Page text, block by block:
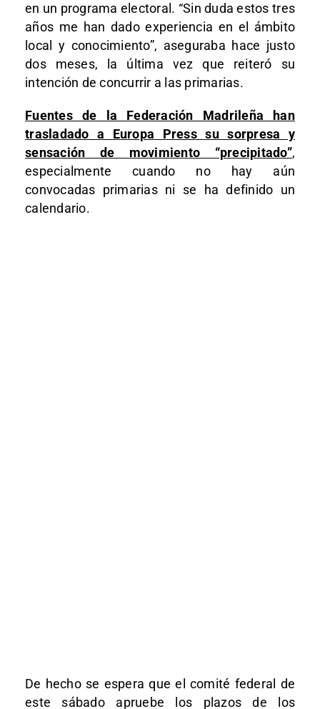
en un programa electoral. “Sin duda estos tres
años me han dado experiencia en el ámbito
local y conocimiento”, aseguraba hace justo
dos meses, la última vez que reiteró su
intención de concurrir a las primarias.
Fuentes de la Federación Madrileña han
trasladado a Europa Press su sorpresa y
sensación de movimiento “precipitado”,
especialmente cuando no hay aún
convocadas primarias ni se ha definido un
calendario.
De hecho se espera que el comité federal de
este sábado apruebe los plazos de los